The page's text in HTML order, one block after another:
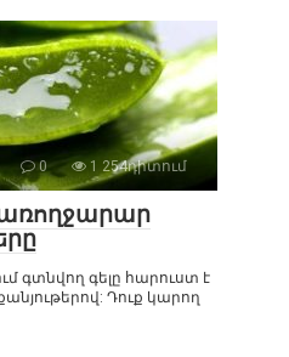
0 1 254դիտում
առողջարար
գտնվող գելը հարուստ է
Դուք կարող